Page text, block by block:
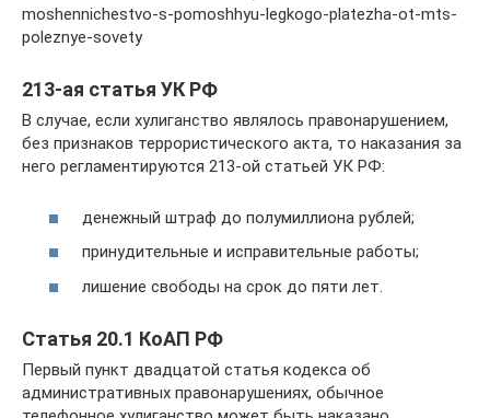
moshennichestvo-s-pomoshhyu-legkogo-platezha-ot-mts-
poleznye-sovety
213-ая статья УК РФ
В случае, если хулиганство являлось правонарушением,
без признаков террористического акта, то наказания за
него регламентируются 213-ой статьей УК РФ:
денежный штраф до полумиллиона рублей;
принудительные и исправительные работы;
лишение свободы на срок до пяти лет.
Статья 20.1 КоАП РФ
Первый пункт двадцатой статья кодекса об
административных правонарушениях, обычное